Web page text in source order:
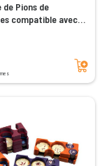
de Pions de
compatible avec
Ajouter au panier